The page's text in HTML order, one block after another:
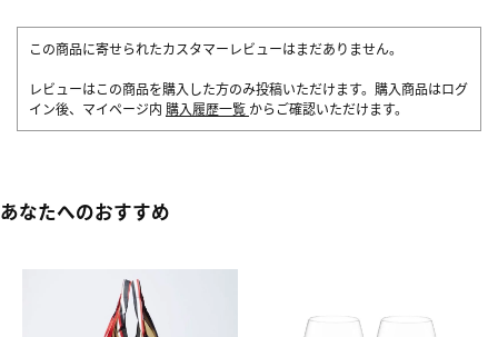
この商品に寄せられたカスタマーレビューはまだありません。
レビューはこの商品を購入した方のみ投稿いただけます。購入商品はログ
イン後、マイページ内 購入履歴一覧 からご確認いただけます。
あなたへのおすすめ